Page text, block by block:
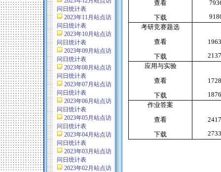
问日统计表
2023年11月站点访
问日统计表
2023年10月站点访
问日统计表
2023年09月站点访
问日统计表
2023年08月站点访
问日统计表
2023年07月站点访
问日统计表
2023年06月站点访
问日统计表
2023年05月站点访
问日统计表
2023年04月站点访
问日统计表
2023年03月站点访
问日统计表
2023年02月站点访
查看
下载
考研竞赛题选
查看
下载
应用与实验
查看
下载
作业答案
查看
下载